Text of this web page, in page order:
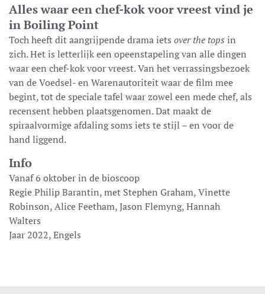
Alles waar een chef-kok voor vreest vind je
in Boiling Point
Toch heeft dit aangrijpende drama iets over the tops in
zich. Het is letterlijk een opeenstapeling van alle dingen
waar een chef-kok voor vreest. Van het verrassingsbezoek
van de Voedsel- en Warenautoriteit waar de film mee
begint, tot de speciale tafel waar zowel een mede chef, als
recensent hebben plaatsgenomen. Dat maakt de
spiraalvormige afdaling soms iets te stijl – en voor de
hand liggend.
Info
Vanaf 6 oktober in de bioscoop
Regie Philip Barantin, met Stephen Graham, Vinette
Robinson, Alice Feetham, Jason Flemyng, Hannah
Walters
Jaar 2022, Engels